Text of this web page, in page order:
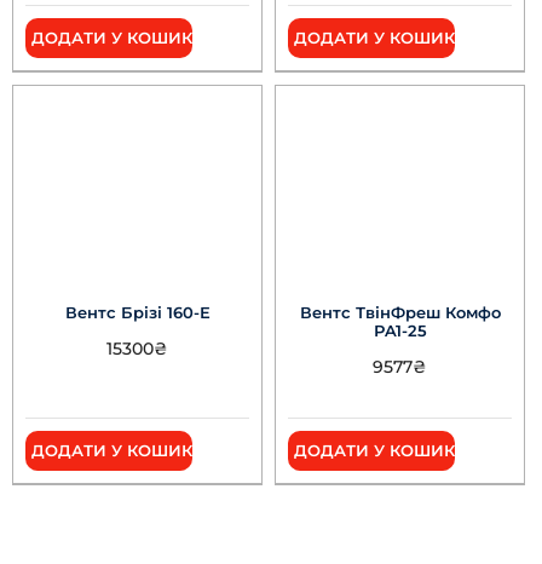
ДОДАТИ У КОШИК ДОДАТИ У КОШИК
Вентс Брізі 160-Е
15300₴
ДОДАТИ У КОШИК
Вентс ТвінФреш Комфо
РA1-25
9577₴
ДОДАТИ У КОШИК